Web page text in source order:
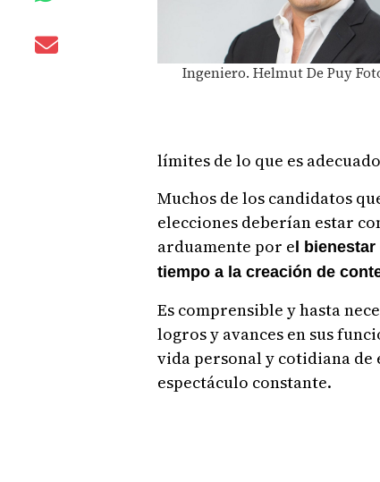
Ingeniero. Helmut De Puy
límites de lo que es
Muchos de los candidatos
elecciones deberían estar
arduamente por e l
tiempo a la creación de
Es comprensible y hasta
logros y avances en sus
vida personal y cotidiana de
espectáculo constante.